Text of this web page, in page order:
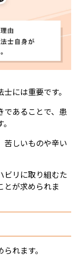
には重要です。
であることで、患
苦しいものや辛い
ビリに取り組むた
とが求められま
れます。